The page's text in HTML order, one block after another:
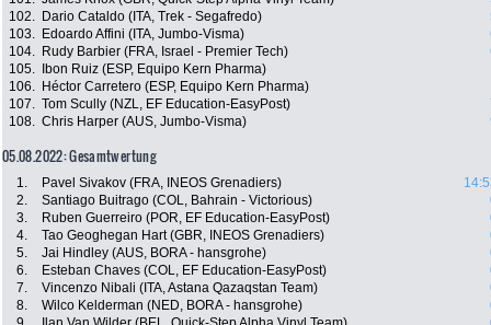
102.
Dario Cataldo (ITA, Trek - Segafredo)
103.
Edoardo Affini (ITA, Jumbo-Visma)
104.
Rudy Barbier (FRA, Israel - Premier Tech)
105.
Ibon Ruiz (ESP, Equipo Kern Pharma)
106.
Héctor Carretero (ESP, Equipo Kern Pharma)
107. Tom Scully (NZL, EF Education-EasyPost)
108. Chris Harper (AUS, Jumbo-Visma)
05.08.2022: Gesamtwertung
1. Pavel Sivakov (FRA, INEOS Grenadiers)
2.
Santiago Buitrago (COL, Bahrain - Victorious)
3.
Ruben Guerreiro (POR, EF Education-EasyPost)
4.
Tao Geoghegan Hart (GBR, INEOS Grenadiers)
5.
Jai Hindley (AUS, BORA - hansgrohe)
6.
Esteban Chaves (COL, EF Education-EasyPost)
7.
Vincenzo Nibali (ITA, Astana Qazaqstan Team)
8.
Wilco Kelderman (NED, BORA - hansgrohe)